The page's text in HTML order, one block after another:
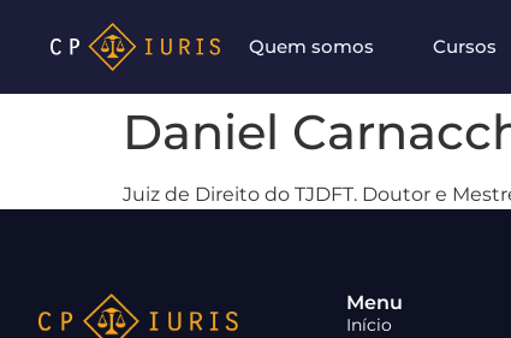
Quem somos Cursos
Daniel
Juiz de Direito do TJDFT. Doutor e
Menu
Início